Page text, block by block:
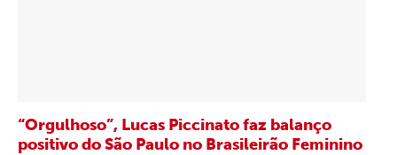
“Orgulhoso”, Lucas Piccinato faz balanço
positivo do São Paulo no Brasileirão Feminino